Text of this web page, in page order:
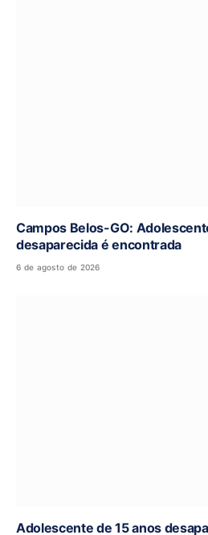
Campos Belos-GO:
desaparecida é encontrada
6 de agosto de 2026
Adolescente de 15 anos